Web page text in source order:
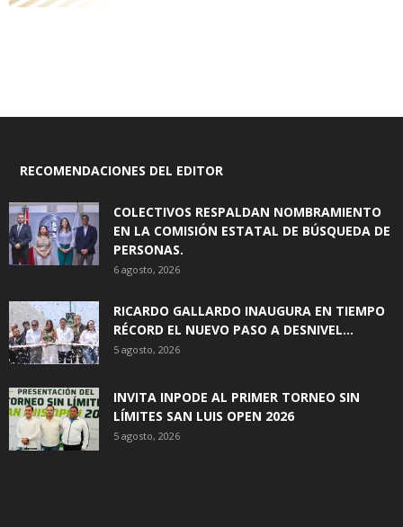
RECOMENDACIONES DEL EDITOR
COLECTIVOS RESPALDAN NOMBRAMIENTO
EN LA COMISIÓN ESTATAL DE BÚSQUEDA DE
PERSONAS.
6 agosto, 2026
RICARDO GALLARDO INAUGURA EN TIEMPO
RÉCORD EL NUEVO PASO A DESNIVEL...
5 agosto, 2026
INVITA INPODE AL PRIMER TORNEO SIN
LÍMITES SAN LUIS OPEN 2026
5 agosto, 2026